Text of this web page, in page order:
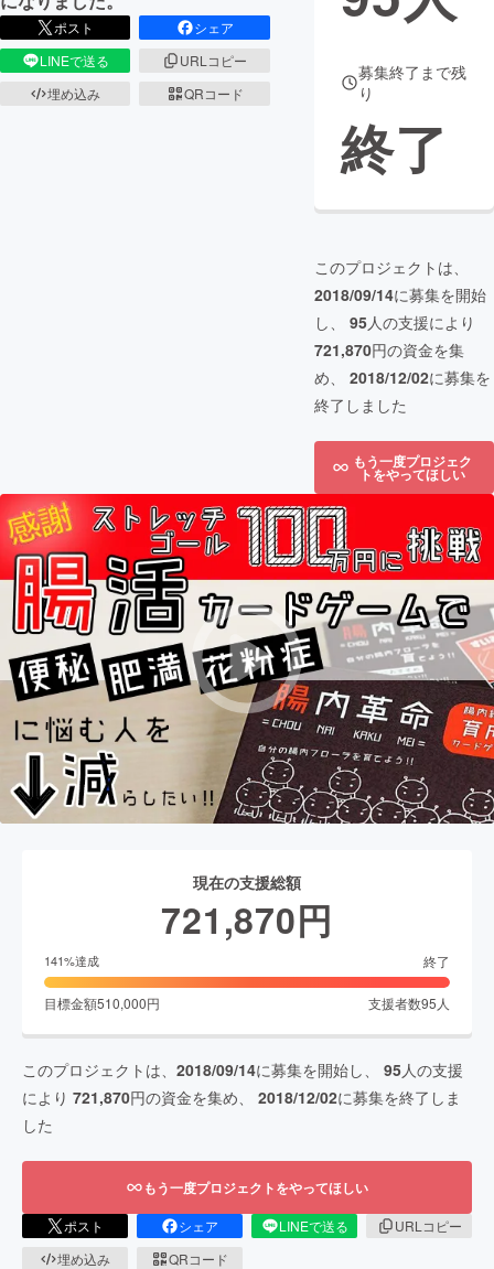
ポスト
シェア
LINEで送る
URLコピー
埋め込み
QRコード
募集終了まで残
り
終了
このプロジェクトは、
2018/09/14に募集を開始
し、 95人の支援により
721,870円の資金を集
め、 2018/12/02に募集を
終了しました
もう一度プロジェク
トをやってほしい
現在の支援総額
721,870円
141%達成 終了
目標金額510,000円 支援者数95 人
このプロジェクトは、 2018/09/14に募集を開始し、 95人の支援
により 721,870円の資金を集め、 2018/12/02に募集を終了しま
した
もう一度プロジェクトをやってほしい
ポスト シェア LINEで送る
URLコピー
埋め込み
QRコード